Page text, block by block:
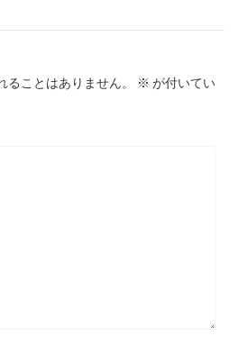
ることはありません。 ※ が付いてい